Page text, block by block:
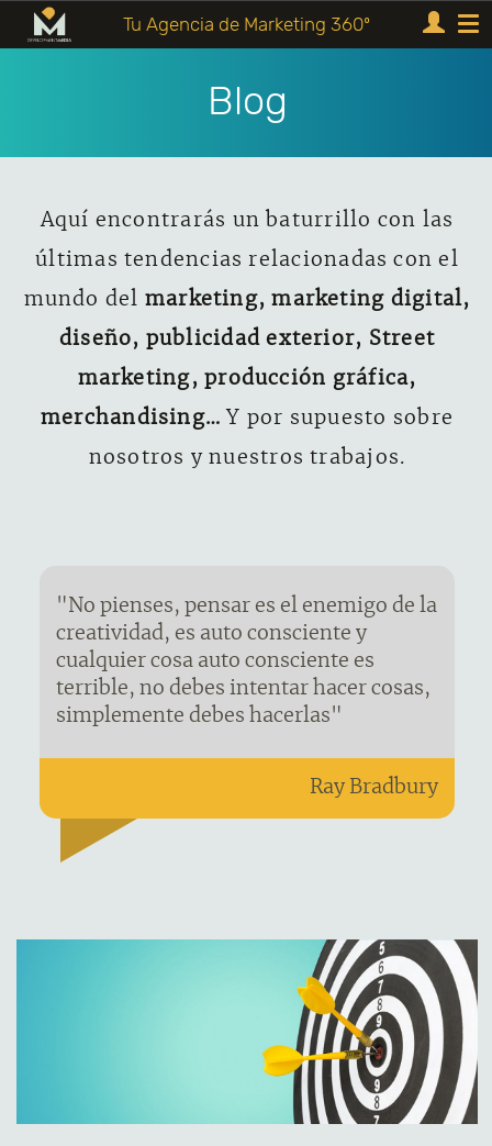
Tu Agencia de Marketing 360º
Blog
Aquí encontrarás un baturrillo con las
últimas tendencias relacionadas con el
mundo del marketing, marketing digital,
diseño, publicidad exterior, Street
marketing, producción gráfica,
merchandising… Y por supuesto sobre
nosotros y nuestros trabajos.
"No pienses, pensar es el enemigo de la
creatividad, es auto consciente y
cualquier cosa auto consciente es
terrible, no debes intentar hacer cosas,
simplemente debes hacerlas"
Ray Bradbury